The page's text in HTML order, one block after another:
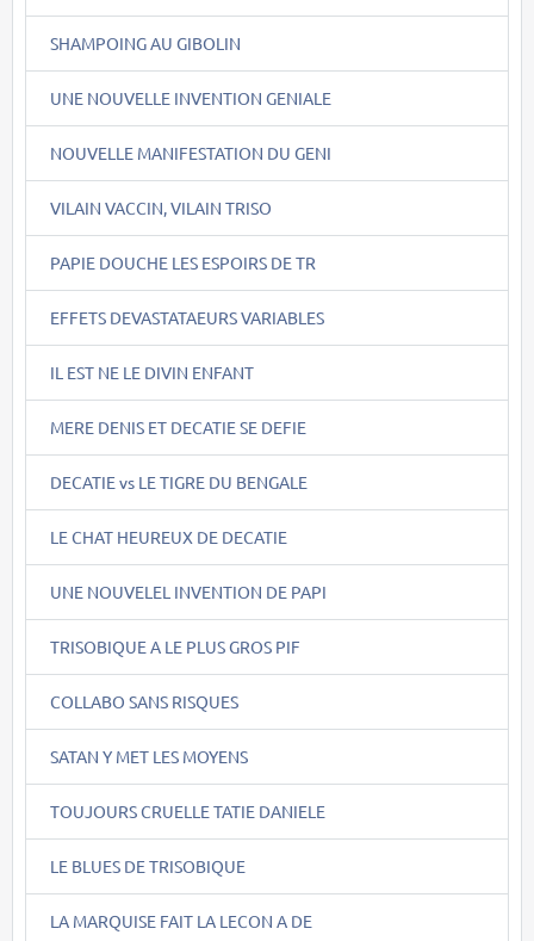
SHAMPOING AU GIBOLIN
UNE NOUVELLE INVENTION GENIALE
NOUVELLE MANIFESTATION DU GENI
VILAIN VACCIN, VILAIN TRISO
PAPIE DOUCHE LES ESPOIRS DE TR
EFFETS DEVASTATAEURS VARIABLES
IL EST NE LE DIVIN ENFANT
MERE DENIS ET DECATIE SE DEFIE
DECATIE vs LE TIGRE DU BENGALE
LE CHAT HEUREUX DE DECATIE
UNE NOUVELEL INVENTION DE PAPI
TRISOBIQUE A LE PLUS GROS PIF
COLLABO SANS RISQUES
SATAN Y MET LES MOYENS
TOUJOURS CRUELLE TATIE DANIELE
LE BLUES DE TRISOBIQUE
LA MARQUISE FAIT LA LECON A DE